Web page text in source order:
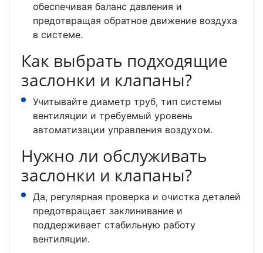
обеспечивая баланс давления и
предотвращая обратное движение воздуха
в системе.
Как выбрать подходящие
заслонки и клапаны?
Учитывайте диаметр труб, тип системы
вентиляции и требуемый уровень
автоматизации управления воздухом.
Нужно ли обслуживать
заслонки и клапаны?
Да, регулярная проверка и очистка деталей
предотвращает заклинивание и
поддерживает стабильную работу
вентиляции.